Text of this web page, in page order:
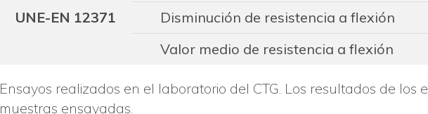
UNE-EN 12371
Disminución de resistencia a flexión
Valor medio de resistencia a flexión
Ensayos realizados en el laboratorio del CTG. Los resultados de los
muestras ensayadas.